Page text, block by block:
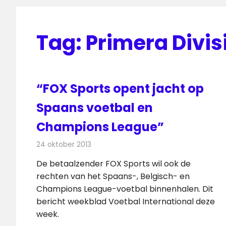
Tag: Primera
“FOX Sports opent jacht op
Spaans voetbal en
Champions League”
24 oktober 2013
De betaalzender FOX Sports wil ook de
rechten van het Spaans-, Belgisch- en
Champions League-voetbal binnenhalen. Dit
bericht weekblad Voetbal International deze
week.